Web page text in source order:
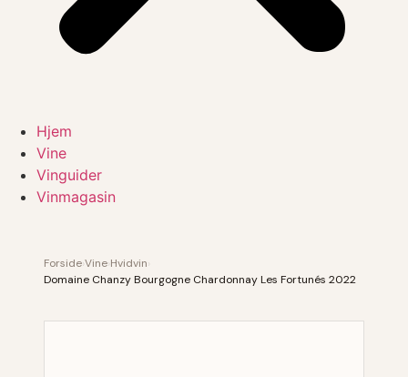
Hjem
Vine
Vinguider
Vinmagasin
ForsideVine Hvidvin
Domaine Chanzy Bourgogne Chardonnay Les Fortunés 2022